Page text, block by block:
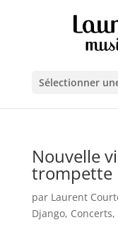
Sélectionner
Nouvelle
trompette
par Laurent
Django, Concerts,